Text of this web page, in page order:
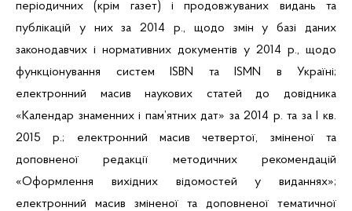
періодичних (крім газет) і продовжуваних видань та
публікацій у них за 2014 р., щодо змін у базі даних
законодавчих і нормативних документів у 2014 р., щодо
функціонування систем
ISBN та ISMN
в Україні;
електронний масив наукових статей до довідника
«Календар знаменних і пам’ятних дат» за 2014 р. та за І кв.
2015 р.; електронний масив четвертої, зміненої та
доповненої редакції методичних рекомендацій
«Оформлення вихідних відомостей у виданнях»;
електронний масив зміненої та доповненої тематичної